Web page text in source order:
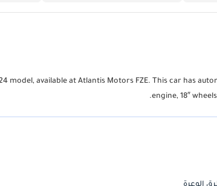
model, available at Atlantis Motors FZE. This car has
engine, 18″